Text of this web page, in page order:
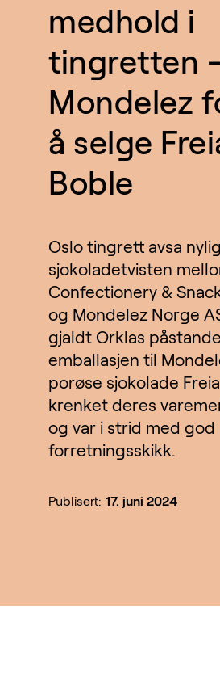
medhold i
tingretten
Mondelez
å selge
Boble
Oslo tingrett avsa
sjokoladetvisten
Confectionery &
og Mondelez Norge
gjaldt Orklas
emballasjen til
porøse sjokolade
krenket deres
og var i strid med god
forretningsskikk.
Publisert: 17. juni 2024